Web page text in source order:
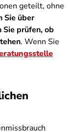
geteilt, ohne
Sie über
Sie prüfen, ob
. Wenn Sie